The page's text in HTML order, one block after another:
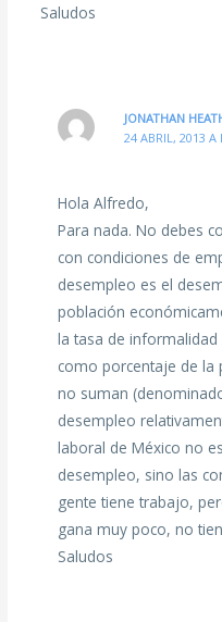
Saludos
JONATHAN
24 ABRIL, 2013 A
Hola Alfredo,
Para nada. No debes
con condiciones de
desempleo es el
población
la tasa de
como porcentaje de la
no suman
desempleo
laboral de México no
desempleo, sino las
gente tiene trabajo,
gana muy poco, no
Saludos